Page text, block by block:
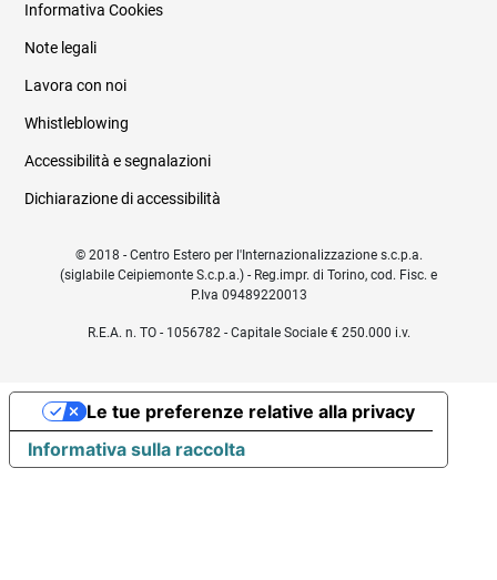
Informativa Cookies
Note legali
Lavora con noi
Whistleblowing
Accessibilità e segnalazioni
Dichiarazione di accessibilità
© 2018 - Centro Estero per l'Internazionalizzazione s.c.p.a.
(siglabile Ceipiemonte S.c.p.a.) - Reg.impr. di Torino, cod. Fisc. e
P.Iva 09489220013
R.E.A. n. TO - 1056782 - Capitale Sociale € 250.000 i.v.
Informativa sulla raccolta
Le tue preferenze relative alla privacy